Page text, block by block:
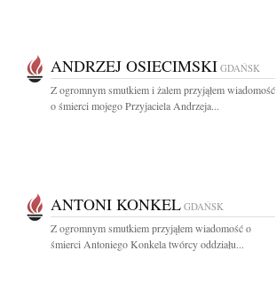
ANDRZEJ OSIECIMSKI GDAŃSK
Z ogromnym smutkiem i żalem przyjąłem wiadomość
o śmierci mojego Przyjaciela Andrzeja...
ANTONI KONKEL GDAŃSK
Z ogromnym smutkiem przyjąłem wiadomość o
śmierci Antoniego Konkela twórcy oddziału...